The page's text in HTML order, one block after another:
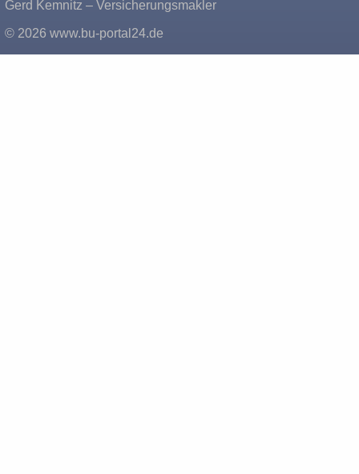
Gerd Kemnitz – Versicherungsmakler
© 2026 www.bu-portal24.de